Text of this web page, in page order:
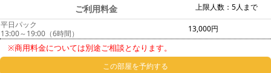
上限人数：5人まで
ご利用料金
平日パック
13:00～19:00（6時間）
13,000円
※商用料金については別途ご相談となります。
この部屋を予約する